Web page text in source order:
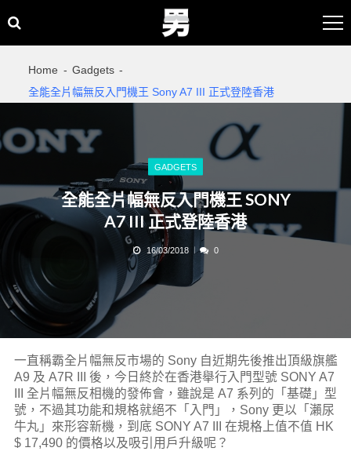
to
to
Home
Gadgets
全能全片幅無反入門機王 Sony A7 III 正式登陸香港
GADGETS
全能全片幅無反入門機王 SONY
A7 III 正式登陸香港
16/03/2018 0
一直稱霸全片幅無反市場的 Sony 自近期先後推出頂級旗艦
A9 及 A7R III 後，今日終於在香港舉行入門型號 SONY A7
III 全片幅無反相機的發佈會，雖說是 A7 系列的「基礎」型
號，不過其功能和規格就絕不「入門」，Sony 更以「瀨尿
牛丸」來形容新機，到底 SONY A7 III 在規格上值不值 HK
$ 17,490 的價格以及吸引用戶升級呢？